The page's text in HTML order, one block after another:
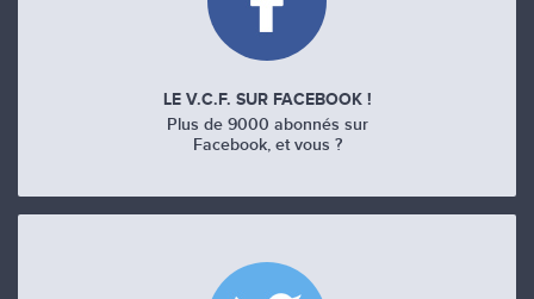
LE V.C.F. SUR FACEBOOK !
Plus de 9000 abonnés sur
Facebook, et vous ?